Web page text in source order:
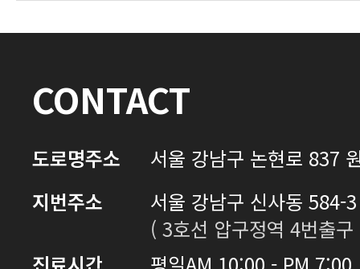
CONTACT
도로명주소
서울 강남구 논현로 837
지번주소
서울 강남구 신사동 584-
( 3호선 압구정역 4번출